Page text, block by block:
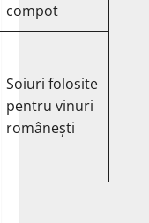
compot
Soiuri folosite
pentru vinuri
românești